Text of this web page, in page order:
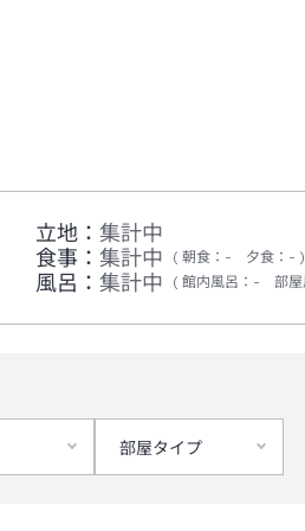
立地： 集計中
食事： 集計中 朝食 ： - 夕食 ： -
風呂： 集計中 館内風呂 ： - 部屋
部屋タイプ